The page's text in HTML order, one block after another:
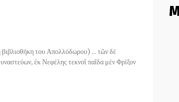
του Απολλόδωρου) ... τῶν δὲ
ἐκ Νεφέλης τεκνοῖ παῖδα μὲν Φρίξον